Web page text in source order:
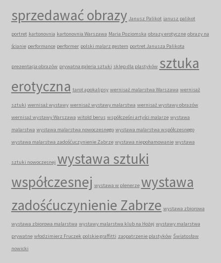
sprzedawać obrazy Janusz Palikot janusz palikot
portret kartonovnia kartonovnia Warszawa Maria Poziomska obrazy erotyczne obrazy na
ścianie performance performer polski malarz gestem portret Janusza Palikota
prezentacja obrazów prywatna galeria sztuki sklep dla plastyków sztuka
erotyczna tarot apokalipsy wernisaż malarstwa Warszawa wernisaż
sztuki wernisaż wystawy wernisaż wystawy malarstwa wernisaż wystawy obrazów
wernisaż wystawy Warszawa witold berus współcześni artyści malarze wystawa
malarstwa wystawa malarstwa nowoczesnego wystawa malarstwa współczesnego
wystawa malarstwa zadośćuczynienie Zabrze wystawa niepohamowanie wystawa
sztuki nowoczesnej wystawa sztuki
współczesnej wystawa w plenerze wystawa
zadośćuczynienie Zabrze wystawa zbiorowa
wystawa zbiorowa malarstwa wystawy malarstwa klub na Hożej wystawy malarstwa
prywatne włodzimierz Fruczek polskie graffitti zaopatrzenie plastyków Światosław
nowicki